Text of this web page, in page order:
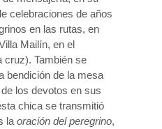
celebraciones de años
en las rutas, en
Mailín, en el
cruz). También se
bendición de la mesa
los devotos en sus
chica se transmitió
la oración del peregrino,